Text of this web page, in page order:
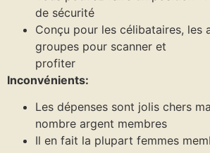
de sécurité
Conçu pour les célibataires, les
groupes pour scanner et
profiter
Inconvénients:
Les dépenses sont jolis chers
nombre argent membres
Il en fait la plupart femmes